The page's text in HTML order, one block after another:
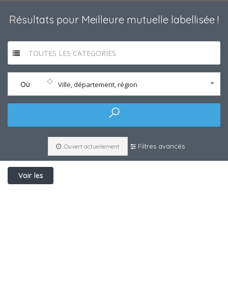
Résultats pour Meilleure mutuelle labellisée !
TOUTES LES CATEGORIES
Où Ville, département, région
Ouvert actuellement Filtres avancés
Voir les